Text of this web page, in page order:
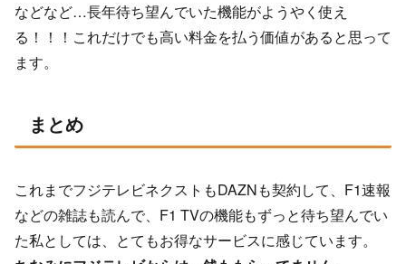
などなど…長年待ち望んでいた機能がようやく使え
る！！！これだけでも高い料金を払う価値があると思って
ます。
まとめ
これまでフジテレビネクストもDAZNも契約して、F1速報
などの雑誌も読んで、F1 TVの機能もずっと待ち望んでい
た私としては、とてもお得なサービスに感じています。